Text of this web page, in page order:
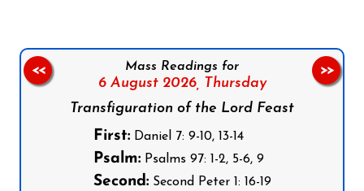
Mass Readings for
6 August 2026, Thursday
Transfiguration of the Lord Feast
First:Daniel 7: 9-10, 13-14
Psalm:Psalms 97: 1-2, 5-6, 9
Second:Second Peter 1: 16-19
<< >>